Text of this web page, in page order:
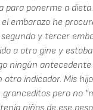
para ponerme a
embarazo he
y tercer
a otro gine y
ningún antecedente
otro indicador. Mis
pero no